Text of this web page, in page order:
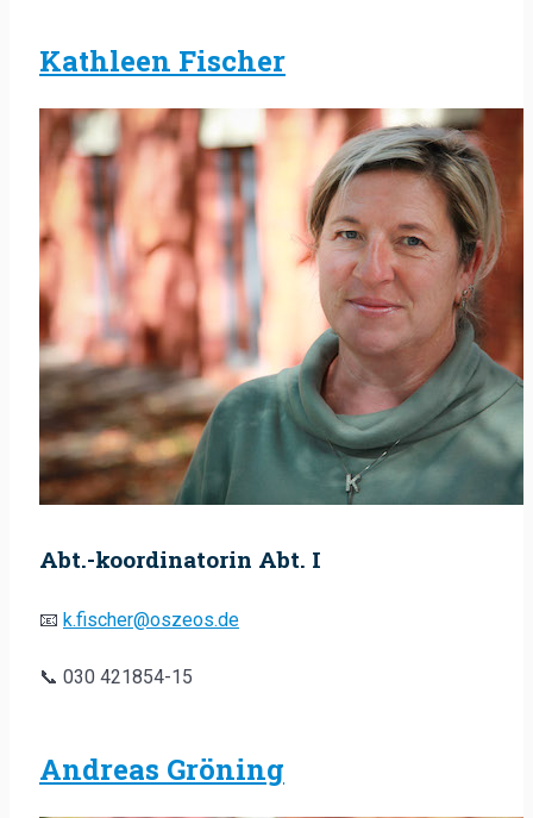
Kathleen Fischer
Abt.-koordinatorin Abt. I
📧 k.fischer@oszeos.de
📞 030 421854-15
Andreas Gröning